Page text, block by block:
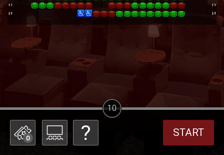
0 START
10